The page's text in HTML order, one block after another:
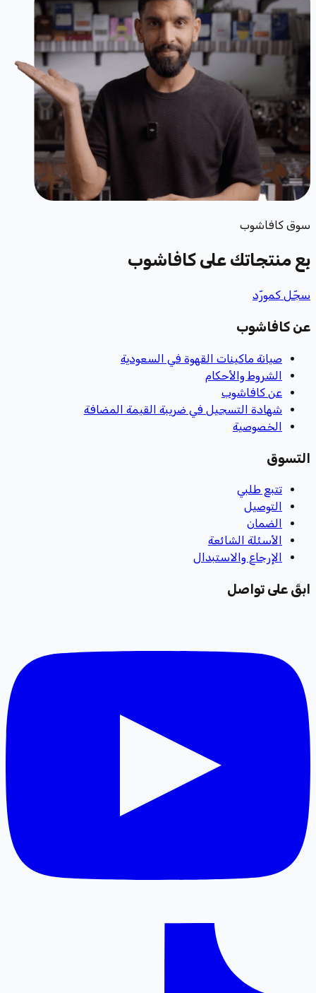
سوق كافاشوب
بِع منتجاتك على كافاشوب
سجّل كمورّد
عن كافاشوب
صيانة ماكينات القهوة في السعودية
الشروط والأحكام
عن كافاشوب
شهادة التسجيل في ضريبة القيمة المضافة
الخصوصية
التسوق
تتبع طلبي
التوصيل
الضمان
الأسئلة الشائعة
الإرجاع والاستبدال
ابقَ على تواصل